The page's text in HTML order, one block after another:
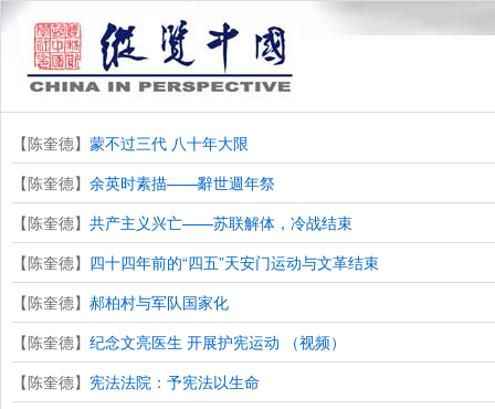
【陈奎德】 蒙不过三代 八十年大限
【陈奎德】 余英时素描——辭世週年祭
【陈奎德】 共产主义兴亡——苏联解体，冷战结束
【陈奎德】 四十四年前的“四五”天安门运动与文革结束
【陈奎德】 郝柏村与军队国家化
【陈奎德】 纪念文亮医生 开展护宪运动 （视频）
【陈奎德】 宪法法院：予宪法以生命